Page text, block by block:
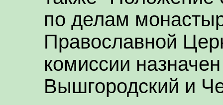
по делам
Православной
комиссии
Вышгородский и